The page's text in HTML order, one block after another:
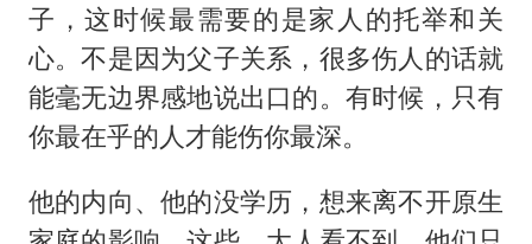
子，这时候最需要的是家人的托举和关
心。不是因为父子关系，很多伤人的话就
能毫无边界感地说出口的。有时候，只有
你最在乎的人才能伤你最深。
他的内向、他的没学历，想来离不开原生